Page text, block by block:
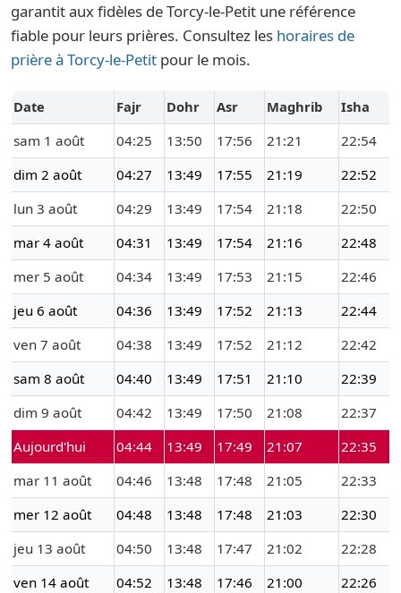
garantit aux fidèles de Torcy-le-Petit une référence
fiable pour leurs prières. Consultez les horaires de
prière à Torcy-le-Petit pour le mois.
Date Fajr Dohr Asr Maghrib
Isha
sam 1 août
04:25 13:50 17:56 21:21
22:54
dim 2 août
04:27 13:49 17:55 21:19
22:52
lun 3 août
04:29 13:49 17:54 21:18
22:50
mar 4 août
04:31 13:49 17:54 21:16
22:48
mer 5 août
04:34 13:49 17:53 21:15
22:46
jeu 6 août
04:36 13:49 17:52 21:13
22:44
ven 7 août
04:38 13:49 17:52 21:12
22:42
sam 8 août
04:40 13:49 17:51 21:10
22:39
dim 9 août
04:42 13:49 17:50 21:08
22:37
Aujourd'hui
04:44 13:49 17:49 21:07
22:35
mar 11 août
04:46 13:48 17:48 21:05
22:33
mer 12 août
04:48 13:48 17:48 21:03
22:30
jeu 13 août
04:50 13:48 17:47 21:02
22:28
ven 14 août
04:52 13:48 17:46 21:00
22:26